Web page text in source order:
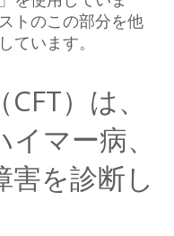
トのこの部分を他
ています。
）は、
マー病、
害を診断し